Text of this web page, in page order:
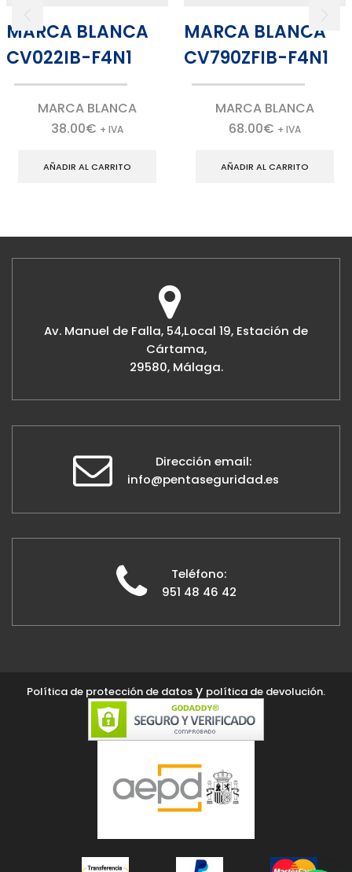
MARCA BLANCA
CV022IB-F4N1
MARCA BLANCA
38.00€ + IVA
AÑADIR AL CARRITO
MARCA BLANCA
CV790ZFIB-F4N1
MARCA BLANCA
68.00€ + IVA
AÑADIR AL CARRITO
Av. Manuel de Falla, 54,Local 19, Estación de
Cártama,
29580, Málaga.
Dirección email:
info@pentaseguridad.es
Teléfono:
951 48 46 42
Política de protección de datos y política de devolución.